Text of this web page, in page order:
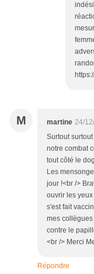
M martine 24/
Surtout
notre combat
tout côté le
Les
jour !<br />
ouvrir les
s'est fait
mes
contre le
<br /> Merci
Répondre